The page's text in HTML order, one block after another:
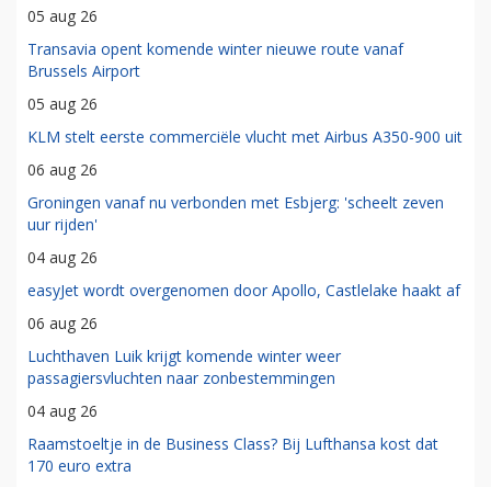
05 aug 26
Transavia opent komende winter nieuwe route vanaf
Brussels Airport
05 aug 26
KLM stelt eerste commerciële vlucht met Airbus A350-900 uit
06 aug 26
Groningen vanaf nu verbonden met Esbjerg: 'scheelt zeven
uur rijden'
04 aug 26
easyJet wordt overgenomen door Apollo, Castlelake haakt af
06 aug 26
Luchthaven Luik krijgt komende winter weer
passagiersvluchten naar zonbestemmingen
04 aug 26
Raamstoeltje in de Business Class? Bij Lufthansa kost dat
170 euro extra